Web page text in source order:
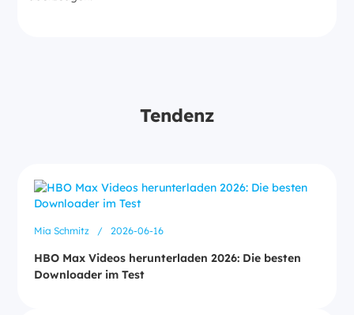
Tendenz
Mia Schmitz / 2026-06-16
HBO Max Videos herunterladen 2026: Die besten
Downloader im Test